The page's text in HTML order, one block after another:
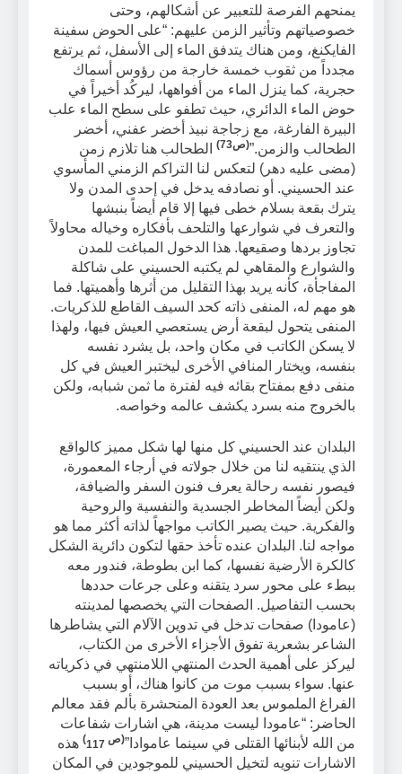
يمنحهم الفرصة للتعبير عن أشكالهم، وحتى
خصوصياتهم وتأثير الزمن عليهم: “على الحوض سفينة
الفايكنغ، ومن هناك يتدفق الماء إلى الأسفل، ثم يرتفع
مجدداً من ثقوب خمسة خارجة من رؤوس أسماك
حجرية، كما ينزل الماء من أفواهها، ليركُد أخيراً في
حوض الماء الدائري، حيث تطفو على سطح الماء علب
البيرة الفارغة، مع زجاجة نبيذ أخضر عفني، أخضر
الطحالب والزمن.”(ص73)
الطحالب هنا تلازم زمن
(مضى عليه دهر) لتعكس لنا التراكم الزمني المأسوي
عند الحسيني. أو نصادفه يدخل في إحدى المدن ولا
يترك بقعة بسلام خطى فيها إلا قام أيضاً بنبشها
والتعرف في شوارعها والتلحف بأفكاره وخياله محاولاً
تجاوز بردها وصقيعها. هذا الدخول المباغت للمدن
والشوارع والمقاهي لم يكتبه الحسيني على شاكلة
المفاجأة، كأنه يريد بهذا التقليل من أثرها وأهميتها. فما
هو مهم له، المنفى ذاته كحد السيف القاطع للذكريات.
المنفى يتحول لبقعة أرض يستعصي العيش فيها، ولهذا
لا يسكن الكاتب في مكان واحد، بل يشرد نفسه
بنفسه، ويختار المنافي الأخرى ليختبر العيش في كل
منفى دفع بمفتاح بقائه فيه لفترة ما ثمن شبابه، ولكن
بالخروج منه بسرد يكشف عالمه وخواصه.
البلدان عند الحسيني كل منها لها شكل مميز كالواقع
الذي ينتقيه لنا من خلال جولاته في أرجاء المعمورة،
فيصور نفسه رحالة يعرف فنون السفر والضيافة،
ولكن أيضاً المخاطر الجسدية والنفسية والروحية
والفكرية. حيث يصير الكاتب مواجهاً لذاته أكثر مما هو
مواجه لنا. البلدان عنده تأخذ حقها لتكون دائرية الشكل
كالكرة الأرضية نفسها، كما ابن بطوطة، فندور معه
ببطء على محور سرد يتقنه وعلى جرعات حددها
بحسب التفاصيل. الصفحات التي يخصصها لمدينته
(عامودا) صفحات تدخل في تدوين الآلام التي يشاطرها
الشاعر بشعرية تفوق الأجزاء الأخرى من الكتاب،
ليركز على أهمية الحدث المنتهي اللامنتهي في ذكرياته
عنها. سواء بسبب موت من كانوا هناك، أو بسبب
الفراغ الملموس بعد العودة المنحشرة بألم فقد معالم
الحاضر: “عامودا ليست مدينة، هي اشارات شفاعات
من الله لأبنائها القتلى في سينما عاموادا”(ص 117) هذه
الاشارات تنويه لتخيل الحسيني للموجودين في المكان